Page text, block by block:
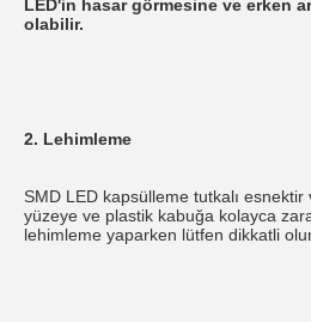
LED'in hasar görmesine ve erken
olabilir.
2. Lehimleme
SMD LED kapsülleme tutkalı esnektir
yüzeye ve plastik kabuğa kolayca
lehimleme yaparken lütfen dikkatli